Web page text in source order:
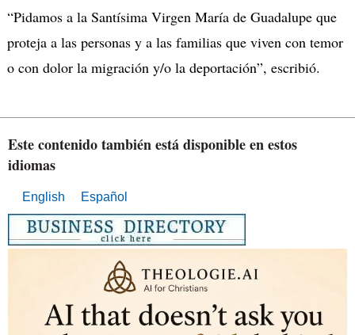
“Pidamos a la Santísima Virgen María de Guadalupe que
proteja a las personas y a las familias que viven con temor
o con dolor la migración y/o la deportación”, escribió.
Este contenido también está disponible en estos
idiomas
English Español